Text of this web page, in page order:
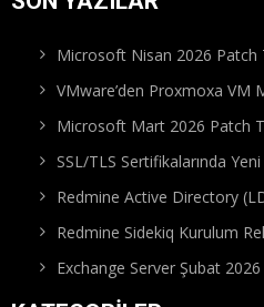
Microsoft Nisan 2026 Patch
VMware’den Proxmoxa VM
Microsoft Mart 2026 Patch
SSL/TLS Sertifikalarında
Redmine Active Directory
Redmine Sidekiq Kurulum
Exchange Server Şubat